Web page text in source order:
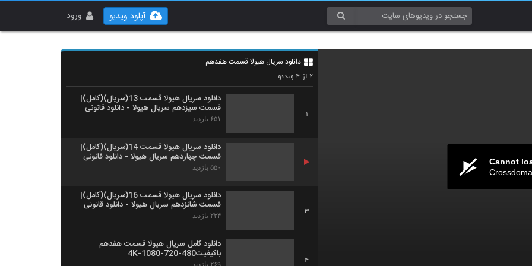
ورود آپلود ویدیو
Cannot
دانلود سریال هیولا قسمت هفدهم
۲ از ۴ ویدئو
1
دانلود سریال هیولا قسمت 13(سریال)(کامل)|
قسمت سیزدهم سریال هیولا - دانلود قانونی
۶۵۱ بازدید
دانلود سریال هیولا قسمت 14(سریال)(کامل)|
قسمت چهاردهم سریال هیولا - دانلود قانونی
۵۵۰ بازدید
3
دانلود سریال هیولا قسمت 16(سریال)(کامل)|
قسمت شانزدهم سریال هیولا - دانلود قانونی
۲۳۴ بازدید
4
دانلود کامل سریال هیولا قسمت هفدهم
باکیفیت480-720-1080-4K
۲۶۹ بازدید